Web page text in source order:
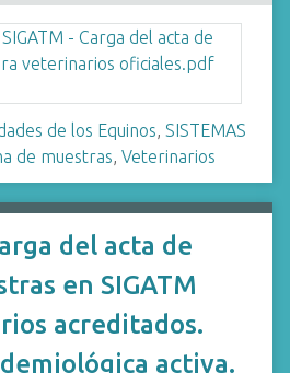
de los Equinos, SISTEMAS
de muestras, Veterinarios
del acta de
en SIGATM
acreditados.
activa.